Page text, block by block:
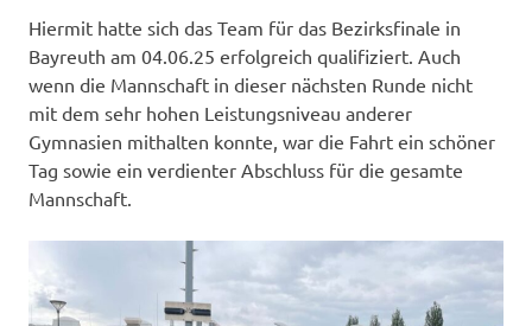
Hiermit hatte sich das Team für das Bezirksfinale in
Bayreuth am 04.06.25 erfolgreich qualifiziert. Auch
wenn die Mannschaft in dieser nächsten Runde nicht
mit dem sehr hohen Leistungsniveau anderer
Gymnasien mithalten konnte, war die Fahrt ein schöner
Tag sowie ein verdienter Abschluss für die gesamte
Mannschaft.